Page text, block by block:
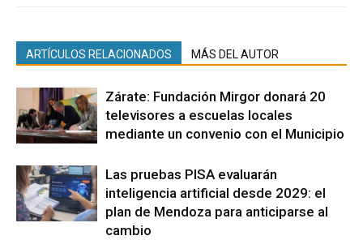
ARTÍCULOS RELACIONADOS MÁS DEL AUTOR
Zárate: Fundación Mirgor donará 20
televisores a escuelas locales
mediante un convenio con el Municipio
Las pruebas PISA evaluarán
inteligencia artificial desde 2029: el
plan de Mendoza para anticiparse al
cambio